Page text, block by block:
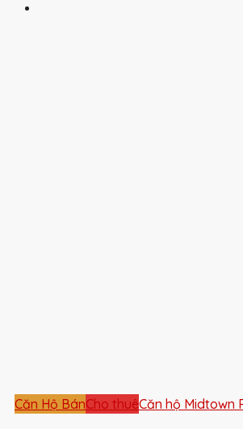
Căn Hộ BánCho thuêCăn hộ Midtown